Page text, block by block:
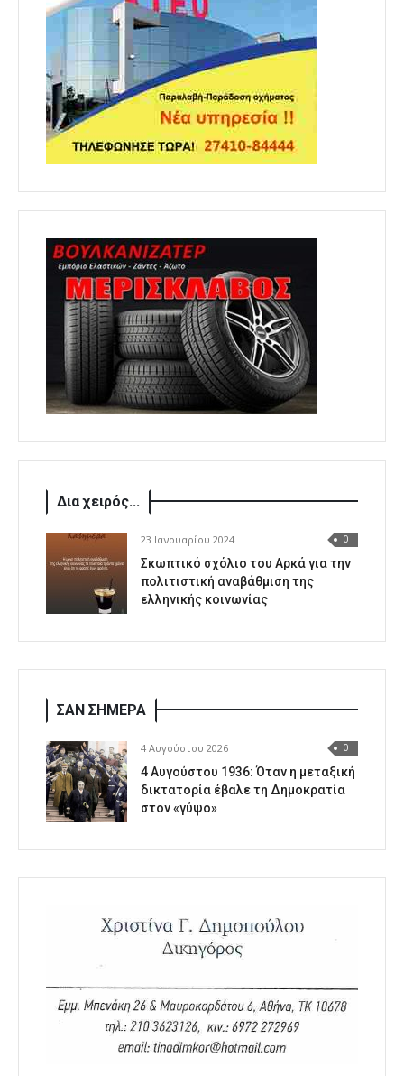
Δια χειρός...
23 Ιανουαρίου 2024 0
Σκωπτικό σχόλιο του Αρκά για την
πολιτιστική αναβάθμιση της
ελληνικής κοινωνίας
ΣΑΝ ΣΗΜΕΡΑ
4 Αυγούστου 2026 0
4 Αυγούστου 1936: Όταν η μεταξική
δικτατορία έβαλε τη Δημοκρατία
στον «γύψο»